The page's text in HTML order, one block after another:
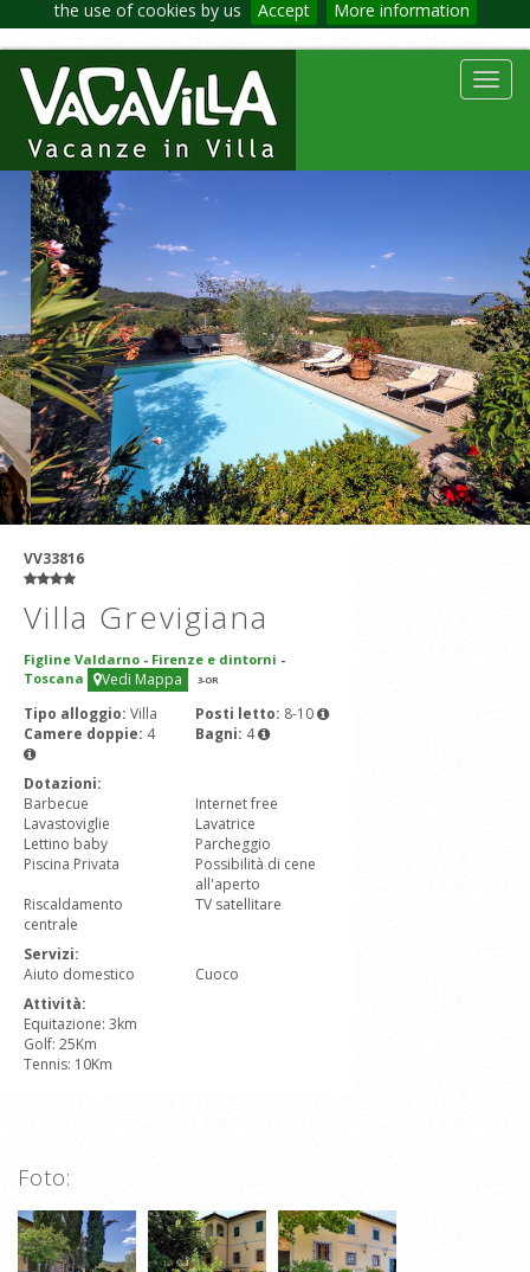
the use of cookies by us Accept More information
VV33816
Villa Grevigiana
Figline Valdarno - Firenze e dintorni -
Toscana
Vedi Mappa 3-OR
Tipo alloggio: Villa Posti letto: 8-10
Camere doppie: 4 Bagni: 4
Dotazioni:
Barbecue
Internet free
Lavastoviglie
Lavatrice
Lettino baby
Parcheggio
Piscina Privata
Possibilità di cene
all'aperto
Riscaldamento
centrale
TV satellitare
Servizi:
Aiuto domestico
Cuoco
Attività:
Equitazione: 3km
Golf: 25Km
Tennis: 10Km
Foto: